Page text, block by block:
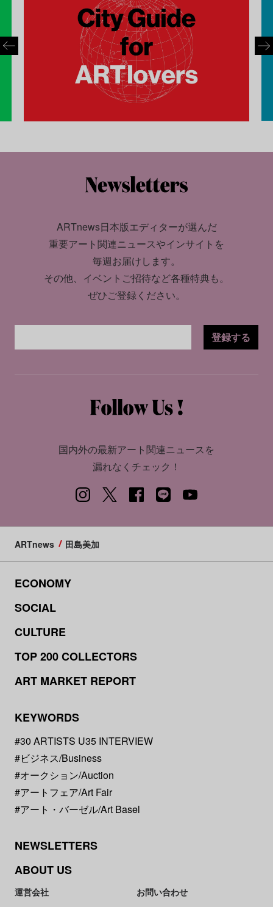
ARTnews日本版エディターが選んだ
重要アート関連ニュースやインサイトを
毎週お届けします。
その他、イベントご招待など各種特典も。
ぜひご登録ください。
登録する
国内外の最新アート関連ニュースを
漏れなくチェック！
ARTnews 田島美加
ECONOMY
SOCIAL
CULTURE
TOP 200 COLLECTORS
ART MARKET REPORT
KEYWORDS
#30 ARTISTS U35 INTERVIEW
#ビジネス/Business
#オークション/Auction
#アートフェア/Art Fair
#アート・バーゼル/Art Basel
NEWSLETTERS
ABOUT US
運営会社
お問い合わせ